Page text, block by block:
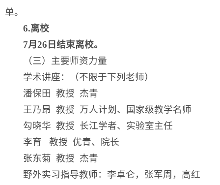
单。
6.离校
7月26日结束离校。
（三）主要师资力量
学术讲座：（不限于下列老师）
潘保田 教授 杰青
王乃昂 教授 万人计划、国家级教学名师
勾晓华 教授 长江学者、实验室主任
李育 教授 优青、院长
张东菊 教授 杰青
野外实习指导教师：李卓仑，张军周，高红